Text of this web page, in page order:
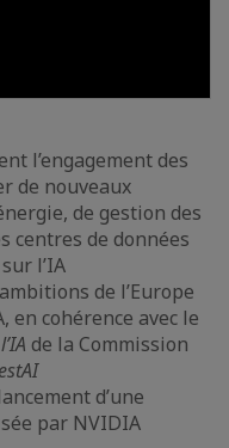
l’engagement des
de nouveaux
de gestion des
centres de données
l’IA
de l’Europe
en cohérence avec le
de la Commission
d’une
par NVIDIA